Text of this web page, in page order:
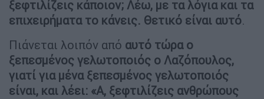
ξεφτιλίζεις κάποιον; Λέω, με τα λόγια και τα
επιχειρήματα το κάνεις. Θετικό είναι αυτό.
Πιάνεται λοιπόν από αυτό τώρα ο
ξεπεσμένος γελωτοποιός ο Λαζόπουλος,
γιατί για μένα ξεπεσμένος γελωτοποιός
είναι, και λέει: «Α, ξεφτιλίζεις ανθρώπους